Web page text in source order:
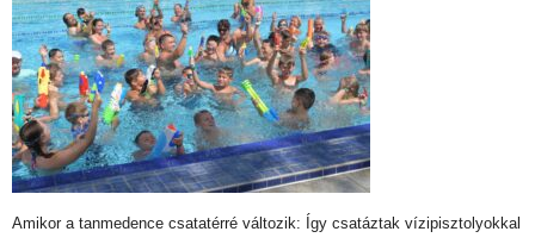
Amikor a tanmedence csatatérré változik: Így csatáztak vízipisztolyokkal